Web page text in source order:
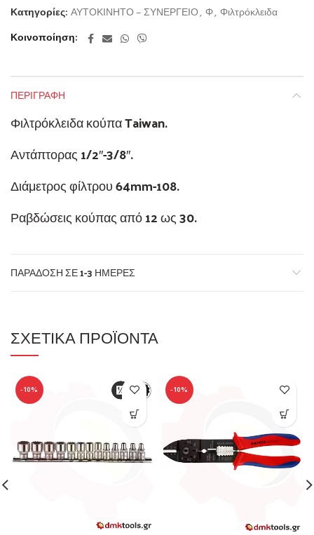
Κατηγορίες: ΑΥΤΟΚΙΝΗΤΟ – ΣΥΝΕΡΓΕΙΟ, Φ, Φιλτρόκλειδα
Κοινοποίηση
ΠΕΡΙΓΡΑΦΉ
Φιλτρόκλειδα κούπα Taiwan.
Αντάπτορας 1/2″-3/8″.
Διάμετρος φίλτρου 64mm-108.
Ραβδώσεις κούπας από 12 ως 30.
ΠΑΡΆΔΟΣΗ ΣΕ 1-3 ΗΜΈΡΕΣ
ΣΧΕΤΙΚΆ ΠΡΟΪΌΝΤΑ
-10% -10%